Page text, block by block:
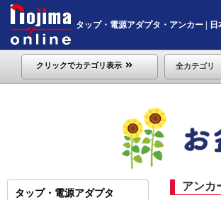
タップ・電源アダプタ・アンカー |
クリックでカテゴリ表示 全カテゴリ
タップ・電源アダプタ
アンカ